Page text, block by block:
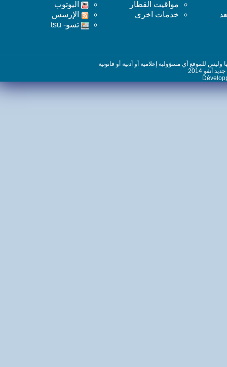
مواقيت القطار
خدمات اخرى
اليوتوب
اﻹرسس
تسو- tsū
للموقع أي مسؤولية إعلامية أو أدبية أو قانونية
2014